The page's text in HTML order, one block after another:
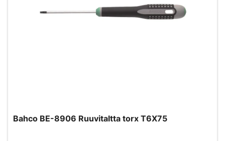
Bahco BE-8906 Ruuvitaltta torx T6X75